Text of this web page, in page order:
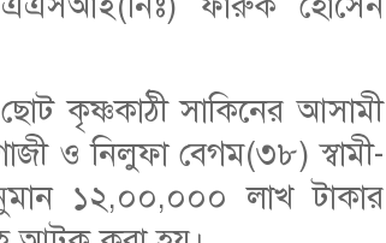
কৃষ্ণকাঠী সাকিনের আসামী
ও নিলুফা বেগম(৩৮) স্বামী-
১২,০০,০০০ লাখ টাকার